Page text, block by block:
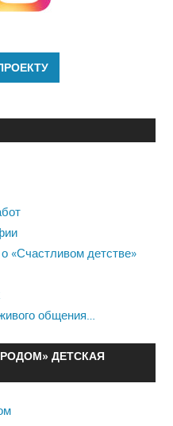
«Счастливом детстве»
общения…
ДЕТСКАЯ